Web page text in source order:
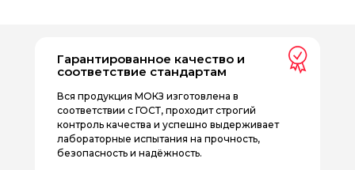
Гарантированное качество и
соответствие стандартам
Вся продукция МОКЗ изготовлена в
соответствии с ГОСТ, проходит строгий
контроль качества и успешно выдерживает
лабораторные испытания на прочность,
безопасность и надёжность.